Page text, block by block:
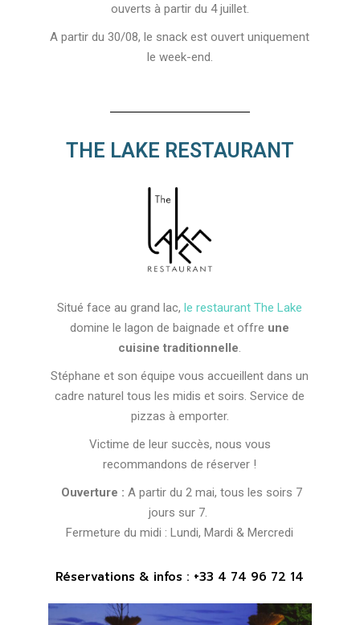
ouverts à partir du 4 juillet.
A partir du 30/08, le snack est ouvert uniquement
le week-end.
THE LAKE RESTAURANT
Situé face au grand lac,le restaurant The Lake
domine le lagon de baignade et offre une
cuisine traditionnelle.
Stéphane et son équipe vous accueillent dans un
cadre naturel tous les midis et soirs. Service de
pizzas à emporter.
Victime de leur succès, nous vous
recommandons de réserver !
Ouverture : A partir du 2 mai, tous les soirs 7
jours sur 7.
Fermeture du midi : Lundi, Mardi & Mercredi
Réservations & infos : +33 4 74 96 72 14